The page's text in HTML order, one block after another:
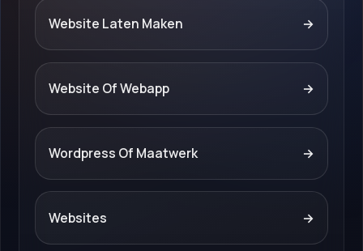
Website Laten Maken →
Website Of Webapp →
Wordpress Of Maatwerk →
Websites →